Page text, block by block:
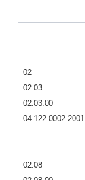
02
02.03
02.03.00
04.122.0002.2001
02.08